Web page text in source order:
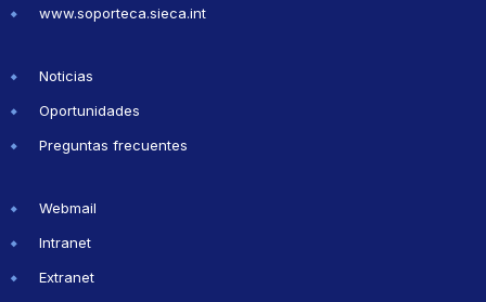
www.soporteca.sieca.int
Noticias
Oportunidades
Preguntas frecuentes
Webmail
Intranet
Extranet